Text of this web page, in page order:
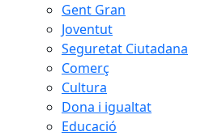
Gent Gran
Joventut
Seguretat Ciutadana
Comerç
Cultura
Dona i igualtat
Educació